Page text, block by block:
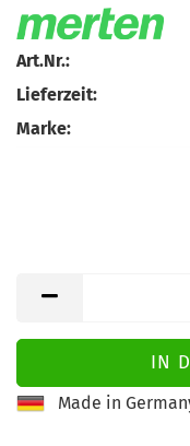
Art.Nr.:
Lieferzeit:
Marke:
Made in